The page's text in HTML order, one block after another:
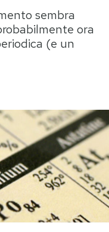
Idee
calcio 2026
sembra
ora
(e un